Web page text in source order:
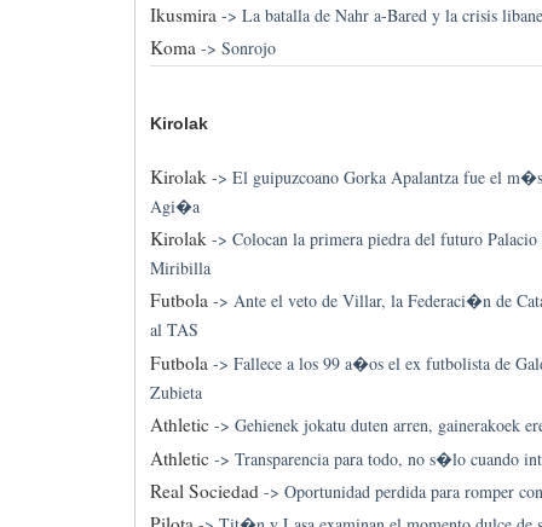
Ikusmira -> La batalla de Nahr a-Bared y la crisis
Koma-> Sonrojo
Kirolak
Kirolak -> El guipuzcoano Gorka Apalantza fue el
Agi�a
Kirolak-> Colocan la primera piedra del futuro Palacio
Miribilla
Futbola-> Ante el veto de Villar, la Federaci�n de
al TAS
Futbola-> Fallece a los 99 a�os el ex futbolista de
Zubieta
Athletic -> Gehienek jokatu duten arren, gainerakoek
Athletic -> Transparencia para todo, no s�lo cuando
Real Sociedad-> Oportunidad perdida para romper